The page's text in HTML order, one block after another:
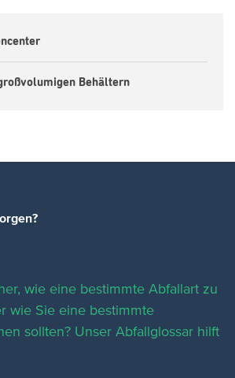
Behältern
wie eine bestimmte Abfallart zu
wie Sie eine bestimmte
sollten? Unser Abfallglossar hilft